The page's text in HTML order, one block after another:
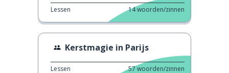
Lessen 14woorden/zinnen
Kerstmagie in Parijs
Lessen 57woorden/zinnen